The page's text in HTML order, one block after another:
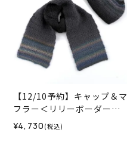
【12/10予約】キャップ＆マ
フラー＜リリーボーダーグ
ラン08GR＞（編み物 材料
セット）
¥4,730 (税込)